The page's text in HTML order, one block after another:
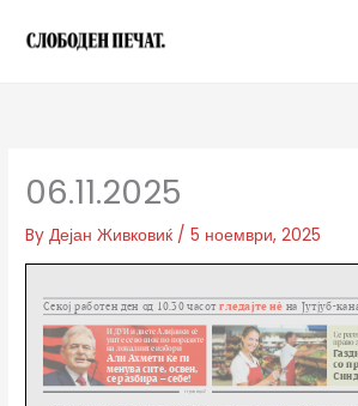
06.11.2025
ByДејан Живковиќ /5 ноември, 2025